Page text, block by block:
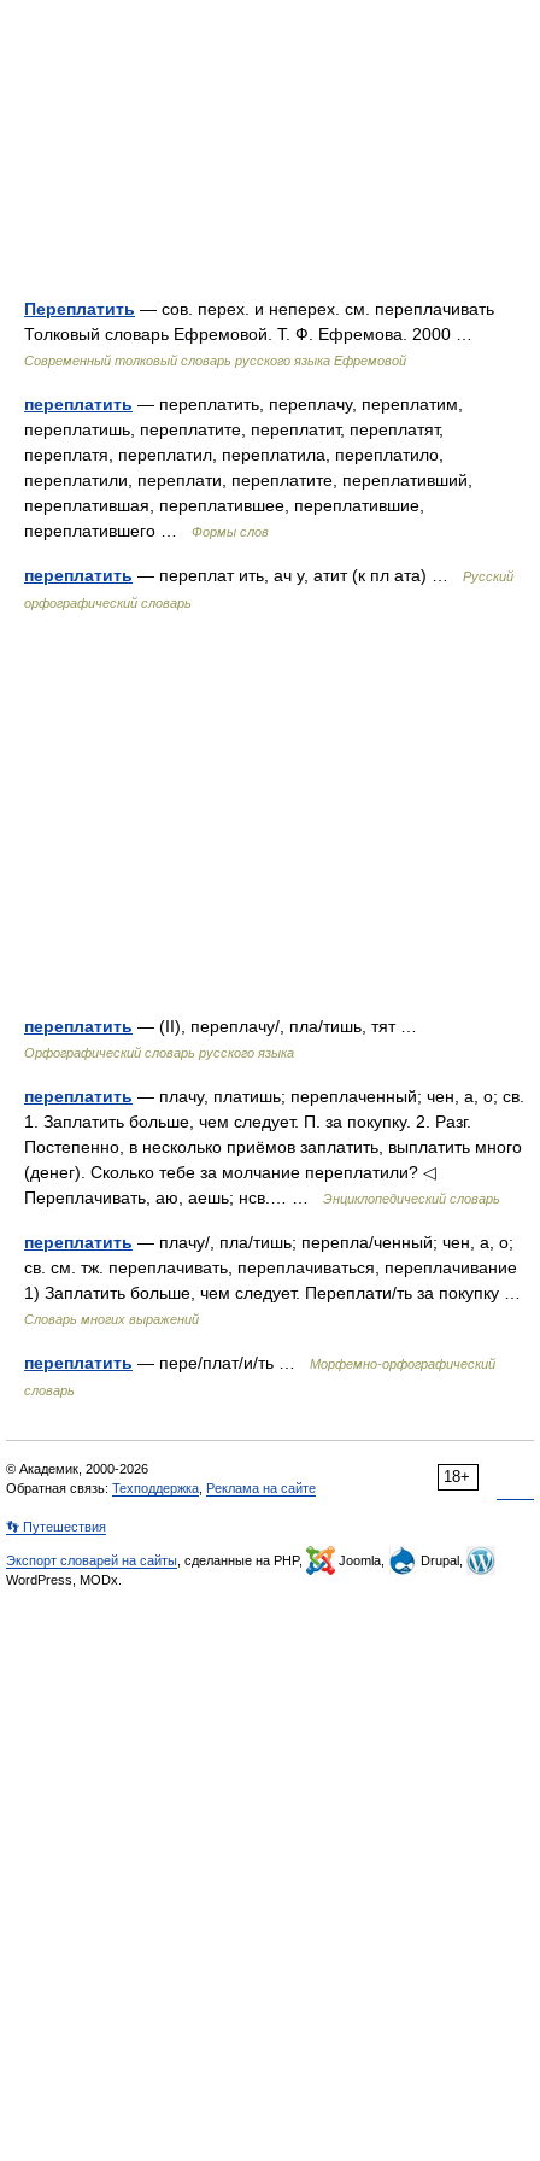
Переплатить — сов. перех. и неперех. см. переплачивать
Толковый словарь Ефремовой. Т. Ф. Ефремова. 2000 …
Современный толковый словарь русского языка Ефремовой
переплатить — переплатить, переплачу, переплатим,
переплатишь, переплатите, переплатит, переплатят,
переплатя, переплатил, переплатила, переплатило,
переплатили, переплати, переплатите, переплативший,
переплатившая, переплатившее, переплатившие,
переплатившего …
Формы слов
переплатить — переплат ить, ач у, атит (к пл ата) …
Русский
орфографический словарь
переплатить — (II), переплачу/, пла/тишь, тят …
Орфографический словарь русского языка
переплатить — плачу, платишь; переплаченный; чен, а, о; св.
1. Заплатить больше, чем следует. П. за покупку. 2. Разг.
Постепенно, в несколько приёмов заплатить, выплатить много
(денег). Сколько тебе за молчание переплатили? ◁
Переплачивать, аю, аешь; нсв.… …
Энциклопедический словарь
переплатить — плачу/, пла/тишь; перепла/ченный; чен, а, о;
св. см. тж. переплачивать, переплачиваться, переплачивание
1) Заплатить больше, чем следует. Переплати/ть за покупку …
Словарь многих выражений
переплатить — пере/плат/и/ть …
Морфемно-орфографический
словарь
18+
© Академик, 2000-2026
Обратная связь: Техподдержка Реклама на сайте
👣 Путешествия
Экспорт словарей на сайты , сделанные на PHP, Joomla,
Drupal,
WordPress, MODx.